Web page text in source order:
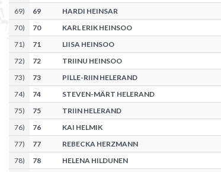
69) 69 HARDI HEINSAR
70) 70 KARL ERIK HEINSOO
71) 71 LIISA HEINSOO
72) 72 TRIINU HEINSOO
73) 73 PILLE-RIIN HELERAND
74) 74 STEVEN-MÄRT HELERAND
75) 75 TRIIN HELERAND
76) 76 KAI HELMIK
77) 77 REBECKA HERZMANN
78) 78 HELENA HILDUNEN